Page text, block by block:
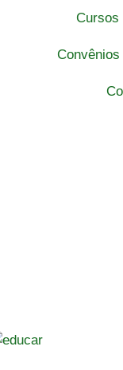
Cursos
Convênios